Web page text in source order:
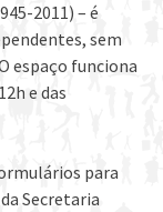
2011) – é
sem
espaço funciona
e das
para
Secretaria